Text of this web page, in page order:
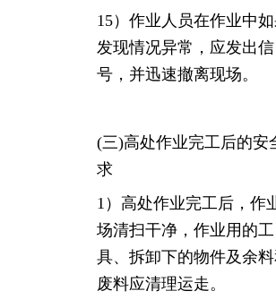
15）作业人员在作业中
发现情况异常，应发出信
号，并迅速撤离现场。
(三)高处作业完工后的安
求
1）高处作业完工后，作
场清扫干净，作业用的工
具、拆卸下的物件及余料
废料应清理运走。